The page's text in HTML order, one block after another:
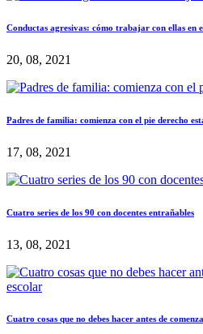
Conductas agresivas: cómo trabajar con ellas en
20, 08, 2021
Padres de familia: comienza con el pie derecho
17, 08, 2021
Cuatro series de los 90 con docentes entrañables
13, 08, 2021
Cuatro cosas que no debes hacer antes de